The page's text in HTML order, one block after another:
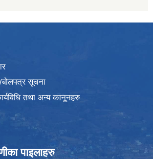
बोलपत्र सूचना
तथा अन्य कानूनहरु
पाइलाहरु